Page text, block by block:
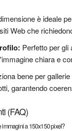
è ideale
Web che
Perfetto per gli
chiara e
bene per
garantendo
(FAQ)
immagini a 150x150 pixel?